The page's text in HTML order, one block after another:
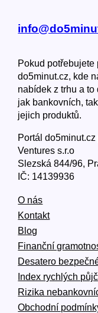
Pokud
do5minut.cz, kde
nabídek z trhu a
jak bankovních,
jejich produktů.
Portál
Ventures s.r.o
Slezská 844/96,
IČ: 14139936
O nás
Kontakt
Blog
Finanční
Desatero
Index rychlých
Rizika
Obchodní